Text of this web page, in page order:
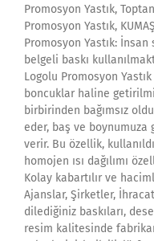
Promosyon Yastık,
Promosyon Yastık,
Promosyon Yastık:
belgeli baskı
Logolu Promosyon
boncuklar haline
birbirinden bağımsız
eder, baş ve
verir. Bu özellik,
homojen ısı dağılımı
Kolay kabartılır ve
Ajanslar, Şirketler,
dilediğiniz baskıları,
resim kalitesinde